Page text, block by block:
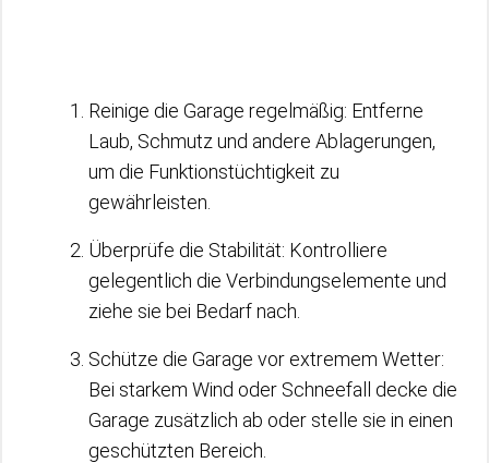
Reinige die Garage regelmäßig: Entferne
Laub, Schmutz und andere Ablagerungen,
um die Funktionstüchtigkeit zu
gewährleisten.
Überprüfe die Stabilität: Kontrolliere
gelegentlich die Verbindungselemente und
ziehe sie bei Bedarf nach.
Schütze die Garage vor extremem Wetter:
Bei starkem Wind oder Schneefall decke die
Garage zusätzlich ab oder stelle sie in einen
geschützten Bereich.